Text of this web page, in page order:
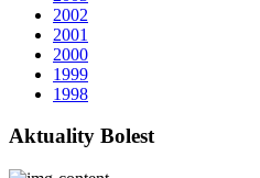
2002
2001
2000
1999
1998
Aktuality Bolest